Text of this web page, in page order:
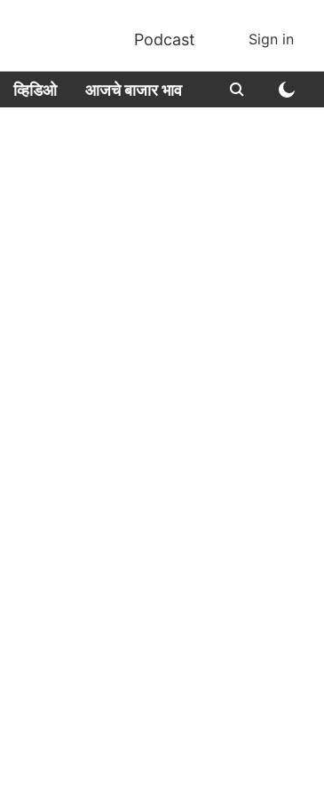
Podcast Sign in
व्हिडिओ आजचे बाजार भाव